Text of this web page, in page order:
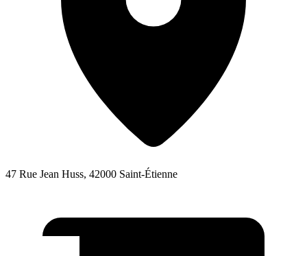
47 Rue Jean Huss, 42000 Saint-Étienne